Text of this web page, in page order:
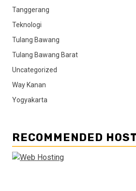
Tanggerang
Teknologi
Tulang Bawang
Tulang Bawang Barat
Uncategorized
Way Kanan
Yogyakarta
RECOMMENDED